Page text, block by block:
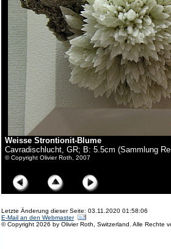
Weisse Strontionit-Blume
Cavradischlucht, GR; B: 5.5cm (Sammlung
© Copyright Olivier Roth, 2007
Letzte Änderung dieser Seite: 03.11.2020 01:58:06
E-Mail an den Webmaster
© Copyright 2026 by Olivier Roth, Switzerland. Alle Rechte